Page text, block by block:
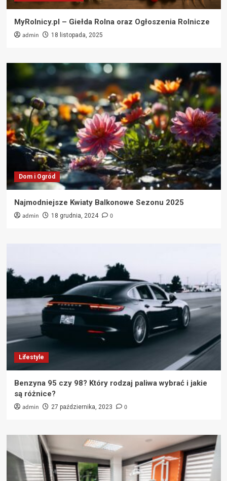
MyRolnicy.pl – Giełda Rolna oraz Ogłoszenia Rolnicze
admin 18 listopada, 2025
Dom i Ogród
Najmodniejsze Kwiaty Balkonowe Sezonu 2025
admin 18 grudnia, 2024 0
Lifestyle
Benzyna 95 czy 98? Który rodzaj paliwa wybrać i jakie
są różnice?
admin 27 października, 2023 0